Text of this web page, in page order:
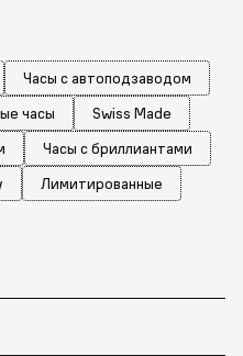
Часы с автоподзаводом
часы
Swiss Made
Часы с бриллиантами
Лимитированные